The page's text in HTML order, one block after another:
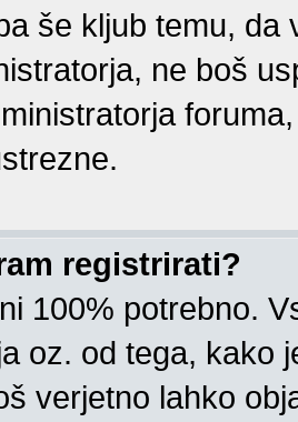
še kljub temu,
ne boš
registrirati?
100% potrebno.
oz. od tega, kako
verjetno lahko